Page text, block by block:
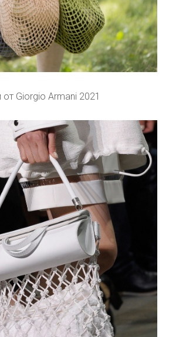
от Giorgio Armani 2021